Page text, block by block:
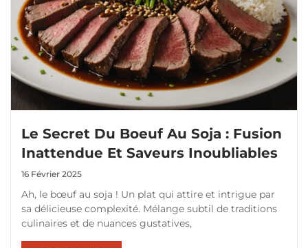
Le Secret Du Boeuf Au Soja : Fusion
Inattendue Et Saveurs Inoubliables
16 Février 2025
Ah, le bœuf au soja ! Un plat qui attire et intrigue par
sa délicieuse complexité. Mélange subtil de traditions
culinaires et de nuances gustatives,